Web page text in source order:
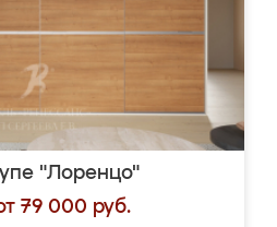
"Лоренцо"
79 000 руб.